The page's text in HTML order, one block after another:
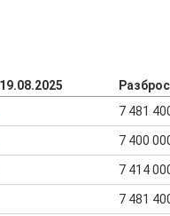
7 481
7 400
7 414
7 481